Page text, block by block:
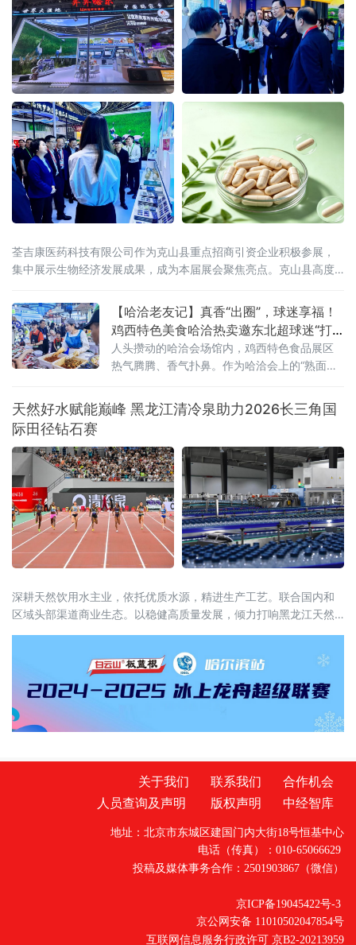
荃吉康医药科技有限公司作为克山县重点招商引资企业积极参展，
集中展示生物经济发展成果，成为本届展会聚焦亮点。克山县高度
定生物经济发展方向，积极推动马铃薯深加工与医
【哈洽老友记】真香“出圈”，球迷享福！
鸡西特色美食哈洽热卖邀东北超球迷“打
卡尝鲜”
人头攒动的哈洽会场馆内，鸡西特色食品展区
热气腾腾、香气扑鼻。作为哈洽会上的“熟面
注，直径近一米的超大不锈钢盆前，创始人金
正花戴着卫生手套，现场沉浸式翻拌红油辣
早到晚始终客流爆满。“地道辣菜”人气爆棚，球
迷专属福利暖心上线展台之上，一袋袋包装精
美的鸡西大冷面、窖缸酸菜、风味糖蒜整齐堆
叠，明码标价的菜
天然好水赋能巅峰 黑龙江清冷泉助力2026长三角国
际田径钻石赛
深耕天然饮用水主业，依托优质水源，精进生产工艺。联合国内和
区域头部渠道商业生态。以稳健高质量发展，倾力打响黑龙江天然
关于我们 联系我们
合作机会
人员查询及声明
版权声明 中经智库
地址：北京市东城区建国门内大街18号恒基中心
电话（传真）：010-65066629
投稿及媒体事务合作：2501903867（微信）
京ICP备19045422号-3
京公网安备 11010502047854号
互联网信息服务行政许可 京B2-20213959